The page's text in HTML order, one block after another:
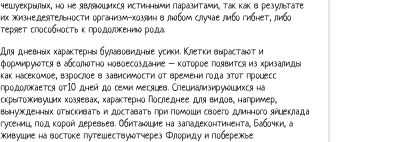
чешуекрылых, но не являющихся истинными паразитами, так как в результате
их жизнедеятельности организм-хозяин в любом случае либо гибнет, либо
теряет способность к продолжению рода.
Для дневных характерны булавовидные усики. Клетки вырастают и
формируются в абсолютно новоесоздание – которое появится из хризалиды
как насекомое, взрослое в зависимости от времени года этот процесс
продолжается от10 дней до семи месяцев. Специализирующихся на
скрытоживущих хозяевах, характерно Последнее для видов, например,
вынужденных отыскивать и доставать при помощи своего длинного яйцеклада
гусениц, под корой деревьев. Обитающие на западеконтинента, Бабочки, а
живущие на востоке путешествуютчерез Флориду и побережье